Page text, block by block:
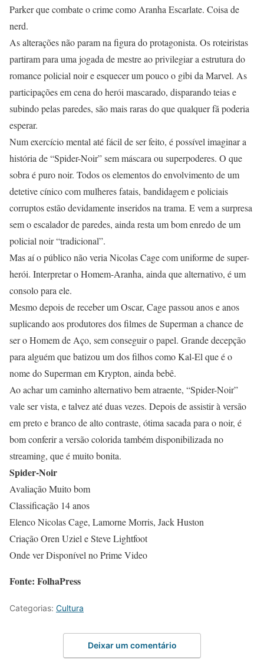
Parker que combate o crime como Aranha Escarlate. Coisa de
nerd.
As alterações não param na figura do protagonista. Os roteiristas
partiram para uma jogada de mestre ao privilegiar a estrutura do
romance policial noir e esquecer um pouco o gibi da Marvel. As
participações em cena do herói mascarado, disparando teias e
subindo pelas paredes, são mais raras do que qualquer fã poderia
esperar.
Num exercício mental até fácil de ser feito, é possível imaginar a
história de “Spider-Noir” sem máscara ou superpoderes. O que
sobra é puro noir. Todos os elementos do envolvimento de um
detetive cínico com mulheres fatais, bandidagem e policiais
corruptos estão devidamente inseridos na trama. E vem a surpresa
sem o escalador de paredes, ainda resta um bom enredo de um
policial noir “tradicional”.
Mas aí o público não veria Nicolas Cage com uniforme de super-
herói. Interpretar o Homem-Aranha, ainda que alternativo, é um
consolo para ele.
Mesmo depois de receber um Oscar, Cage passou anos e anos
suplicando aos produtores dos filmes de Superman a chance de
ser o Homem de Aço, sem conseguir o papel. Grande decepção
para alguém que batizou um dos filhos como Kal-El que é o
nome do Superman em Krypton, ainda bebê.
Ao achar um caminho alternativo bem atraente, “Spider-Noir”
vale ser vista, e talvez até duas vezes. Depois de assistir à versão
em preto e branco de alto contraste, ótima sacada para o noir, é
bom conferir a versão colorida também disponibilizada no
streaming, que é muito bonita.
Spider-Noir
Avaliação Muito bom
Classificação 14 anos
Elenco Nicolas Cage, Lamorne Morris, Jack Huston
Criação Oren Uziel e Steve Lightfoot
Onde ver Disponível no Prime Video
Fonte: FolhaPress
Categorias: Cultura
Deixar um comentário